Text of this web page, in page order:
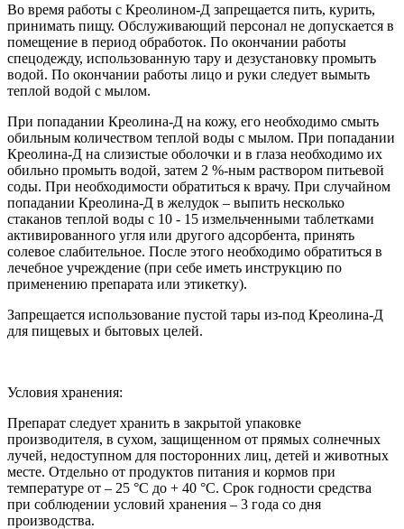
Во время работы с Креолином-Д запрещается пить, курить,
принимать пищу. Обслуживающий персонал не допускается в
помещение в период обработок. По окончании работы
спецодежду, использованную тару и дезустановку промыть
водой. По окончании работы лицо и руки следует вымыть
теплой водой с мылом.
При попадании Креолина-Д на кожу, его необходимо смыть
обильным количеством теплой воды с мылом. При попадании
Креолина-Д на слизистые оболочки и в глаза необходимо их
обильно промыть водой, затем 2 %-ным раствором питьевой
соды. При необходимости обратиться к врачу. При случайном
попадании Креолина-Д в желудок – выпить несколько
стаканов теплой воды с 10 - 15 измельченными таблетками
активированного угля или другого адсорбента, принять
солевое слабительное. После этого необходимо обратиться в
лечебное учреждение (при себе иметь инструкцию по
применению препарата или этикетку).
Запрещается использование пустой тары из-под Креолина-Д
для пищевых и бытовых целей.
Условия хранения:
Препарат следует хранить в закрытой упаковке
производителя, в сухом, защищенном от прямых солнечных
лучей, недоступном для посторонних лиц, детей и животных
месте. Отдельно от продуктов питания и кормов при
температуре от – 25 °С до + 40 °С. Срок годности средства
при соблюдении условий хранения – 3 года со дня
производства.